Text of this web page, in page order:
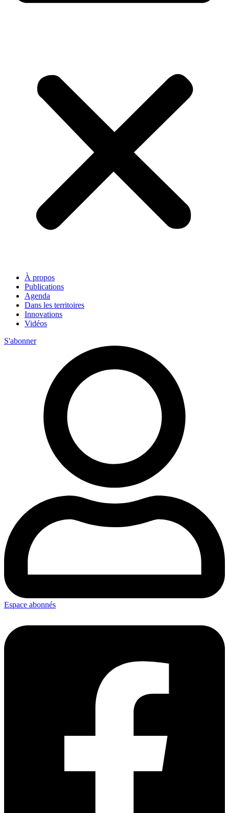
À propos
Publications
Agenda
Dans les territoires
Innovations
Vidéos
S'abonner
Espace abonnés